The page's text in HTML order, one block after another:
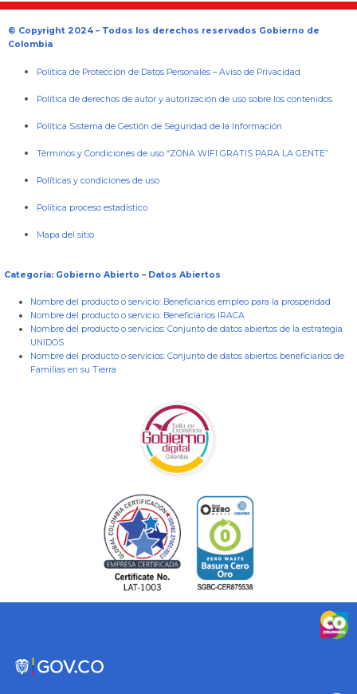
© Copyright 2024 – Todos los derechos reservados Gobierno de
Colombia
Política de Protección de Datos Personales –Aviso de Privacidad
Política de derechos de autor y autorización de uso sobre los contenidos
Política Sistema de Gestión de Seguridad de la Información
Términos y Condiciones de uso “ZONA WIFI GRATIS PARA LA GENTE”
Políticas y condiciones de uso
Política proceso estadístico
Mapa del sitio
Categoría: Gobierno Abierto – Datos Abiertos
Nombre del producto o servicio: Beneficiarios empleo para la prosperidad
Nombre del producto o servicio: Beneficiarios IRACA
Nombre del producto o servicios: Conjunto de datos abiertos de la estrategia
UNIDOS
Nombre del producto o servicios: Conjunto de datos abiertos beneficiarios de
Familias en su Tierra